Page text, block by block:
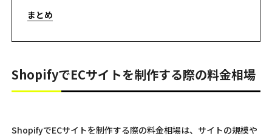
まとめ
ShopifyでECサイトを制作する際の料金相場
ShopifyでECサイトを制作する際の料金相場は、サイトの規模や